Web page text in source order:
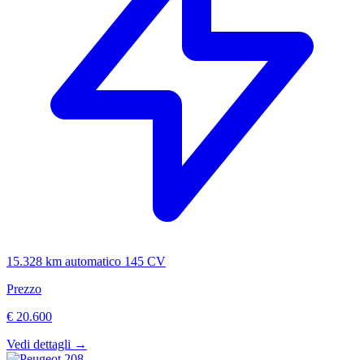
15.328 km automatico 145 CV
Prezzo
€ 20.600
Vedi dettagli →